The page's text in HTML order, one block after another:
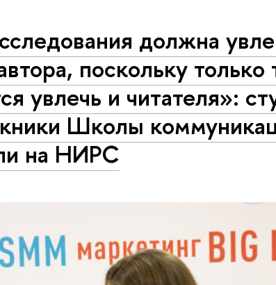
должна
поскольку только
увлечь и читателя»:
Школы
на НИРС